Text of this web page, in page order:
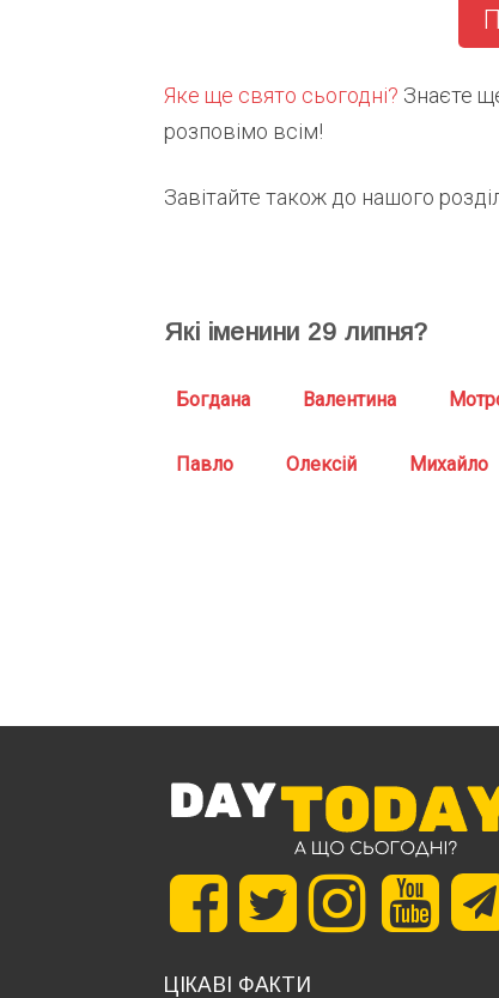
Яке ще свято сьогодні? Знаєте
розповімо всім!
Завітайте також до нашого
Які іменини 29 липня?
Богдана Валентина
Павло Олексій Михайло
ЦІКАВІ ФАКТИ